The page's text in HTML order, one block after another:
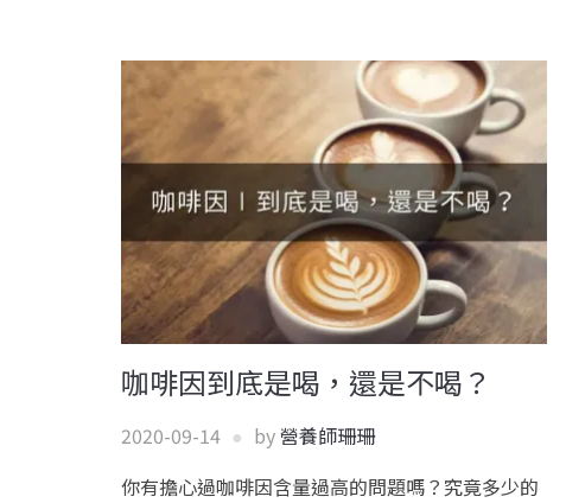
咖啡因到底是喝，還是不喝？
2020-09-14 by營養師珊珊
你有擔心過咖啡因含量過高的問題嗎？究竟多少的